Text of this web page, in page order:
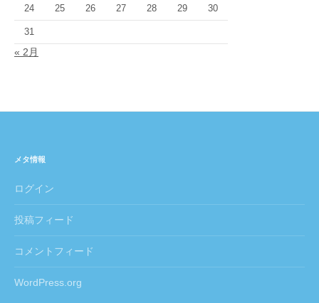
24 25 26 27 28 29 30
31
« 2月
メタ情報
ログイン
投稿フィード
コメントフィード
WordPress.org